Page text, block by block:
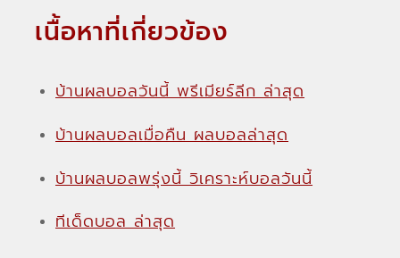
เนื้อหาที่เกี่ยวข้อง
บ้านผลบอลวันนี้ พรีเมียร์ลีก ล่าสุด
บ้านผลบอลเมื่อคืน ผลบอลล่าสุด
บ้านผลบอลพรุ่งนี้ วิเคราะห์บอลวันนี้
ทีเด็ดบอล ล่าสุด